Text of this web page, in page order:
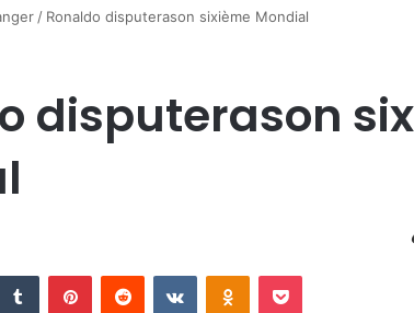
/ Ronaldo disputerason sixième Mondial
disputerason
Tumblr PinterestReddit VKontakteOdnoklassniki
Pocket